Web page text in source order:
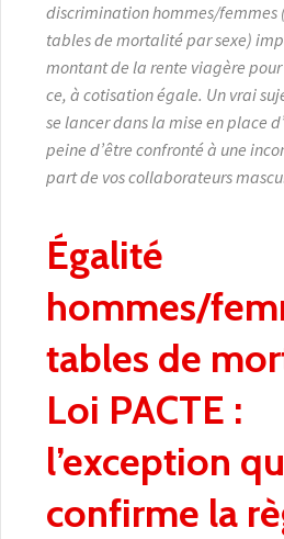
discrimination hommes/femmes
tables de mortalité par sexe)
montant de la rente viagère
ce, à cotisation égale. Un vrai
se lancer dans la mise en place
peine d’être confronté à une
part de vos collaborateurs
Égalité
hommes/
tables de
Loi PACTE :
l’exception
confirme la